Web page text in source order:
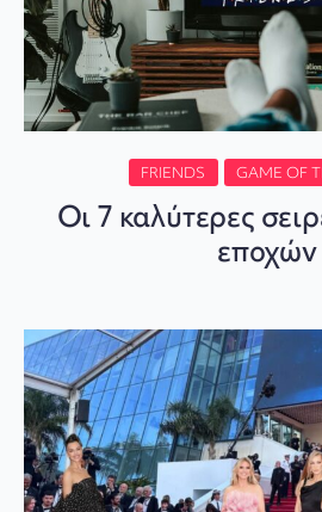
FRIENDS GAME OF
Οι 7 καλύτερες
εποχών